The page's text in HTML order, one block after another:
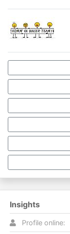
Insights
Profile online: